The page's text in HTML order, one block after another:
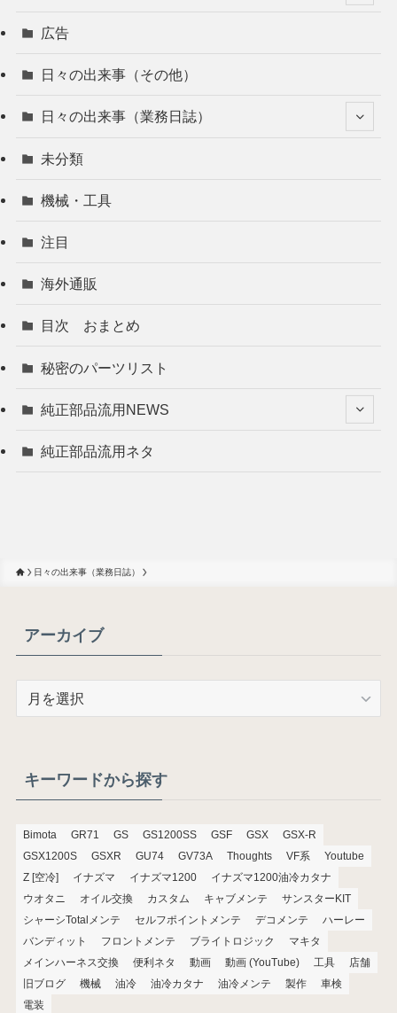
広告
日々の出来事（その他）
日々の出来事（業務日誌）
未分類
機械・工具
注目
海外通販
目次 おまとめ
秘密のパーツリスト
純正部品流用NEWS
純正部品流用ネタ
日々の出来事（業務日誌）
アーカイブ
ブキーワードから探す
Bimota GR71 GS GS1200SS GSF GSX
GSX-R
GSX1200S
GSXR GU74 GV73A Thoughts VF系
Youtube
Z [空冷]
イナズマ イナズマ1200
イナズマ1200油冷カタナ
ウオタニ
オイル交換 カスタム キャブメンテ
サンスターKIT
シャーシTotalメンテ
セルフポイントメンテ デコメンテ
ハーレー
バンディット
フロントメンテ ブライトロジック
マキタ
メインハーネス交換
便利ネタ 動画 動画 (YouTube) 工具
店舗
旧ブログ
機械 油冷 油冷カタナ 油冷メンテ 製作
車検
電装